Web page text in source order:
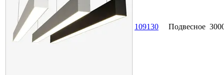
109130 Подвесное